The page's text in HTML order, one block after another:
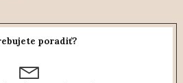
poradiť?